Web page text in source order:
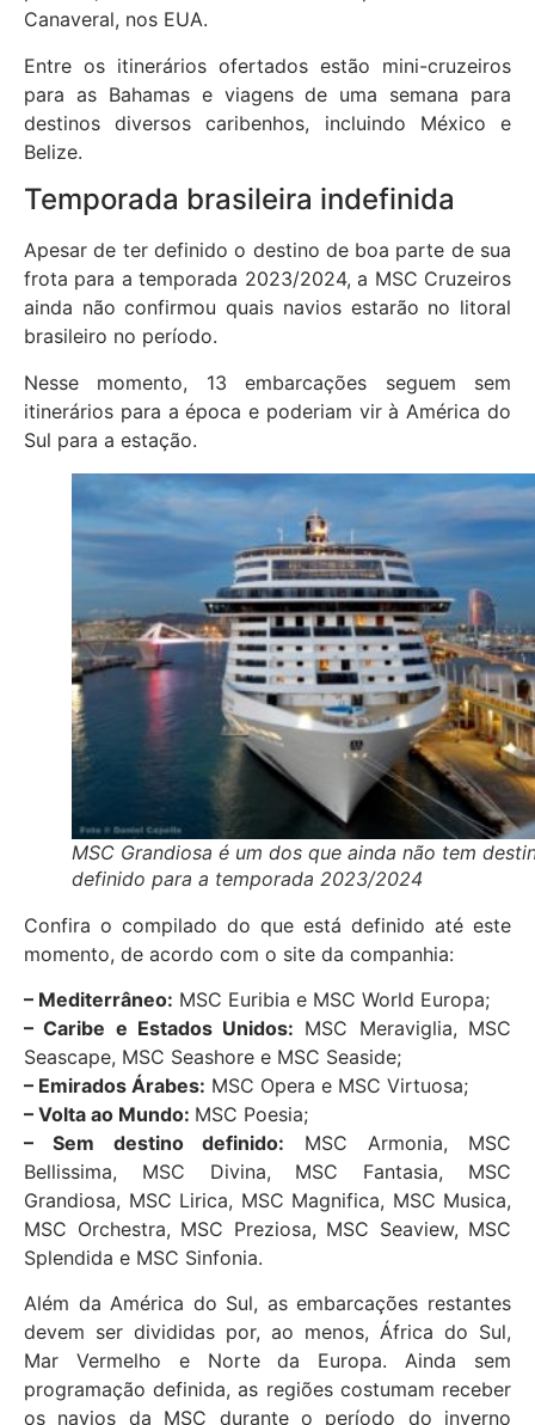
Canaveral, nos EUA.
Entre os itinerários ofertados estão mini-cruzeiros
para as Bahamas e viagens de uma semana para
destinos diversos caribenhos, incluindo México e
Belize.
Temporada brasileira indefinida
Apesar de ter definido o destino de boa parte de sua
frota para a temporada 2023/2024, a MSC Cruzeiros
ainda não confirmou quais navios estarão no litoral
brasileiro no período.
Nesse momento, 13 embarcações seguem sem
itinerários para a época e poderiam vir à América do
Sul para a estação.
MSC Grandiosa é um dos que ainda não tem
definido para a temporada 2023/2024
Confira o compilado do que está definido até este
momento, de acordo com o site da companhia:
– Mediterrâneo: MSC Euribia e MSC World Europa;
– Caribe e Estados Unidos: MSC Meraviglia, MSC
Seascape, MSC Seashore e MSC Seaside;
– Emirados Árabes: MSC Opera e MSC Virtuosa;
– Volta ao Mundo: MSC Poesia;
– Sem destino definido: MSC Armonia, MSC
Bellissima, MSC Divina, MSC Fantasia, MSC
Grandiosa, MSC Lirica, MSC Magnifica, MSC Musica,
MSC Orchestra, MSC Preziosa, MSC Seaview, MSC
Splendida e MSC Sinfonia.
Além da América do Sul, as embarcações restantes
devem ser divididas por, ao menos, África do Sul,
Mar Vermelho e Norte da Europa. Ainda sem
programação definida, as regiões costumam receber
os navios da MSC durante o período do inverno